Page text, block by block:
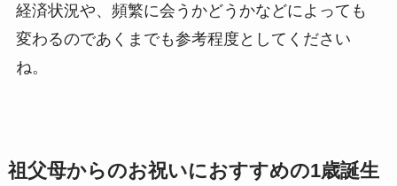
経済状況や、頻繁に会うかどうかなどによっても
変わるのであくまでも参考程度としてください
ね。
祖父母からのお祝いにおすすめの1歳誕生